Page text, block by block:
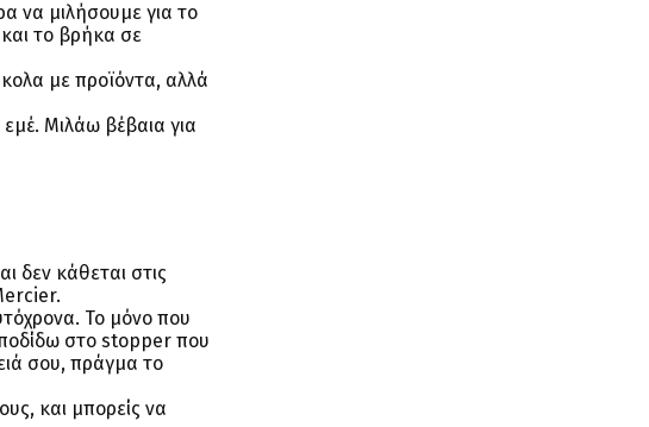
να μιλήσουμε για το
το βρήκα σε
με προϊόντα, αλλά
Μιλάω βέβαια για
δεν κάθεται στις
Το μόνο που
στο stopper που
σου, πράγμα το
και μπορείς να